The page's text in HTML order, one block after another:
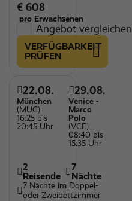
€ 608
pro Erwachsenen
Angebot vergleichen
VERFÜGBARKEIT
PRÜFEN
22.08.
München
(MUC)
16:25 bis
20:45 Uhr
29.08.
Venice -
Marco
Polo
(VCE)
08:40 bis
15:35 Uhr
2
Reisende
7
Nächte
7 Nächte im Doppel-
oder Zweibettzimmer